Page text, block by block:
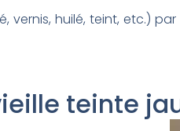
vernis, huilé, teint, etc.)
teinte